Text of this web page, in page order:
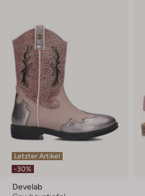
Letzter Artikel
-30%
Develab